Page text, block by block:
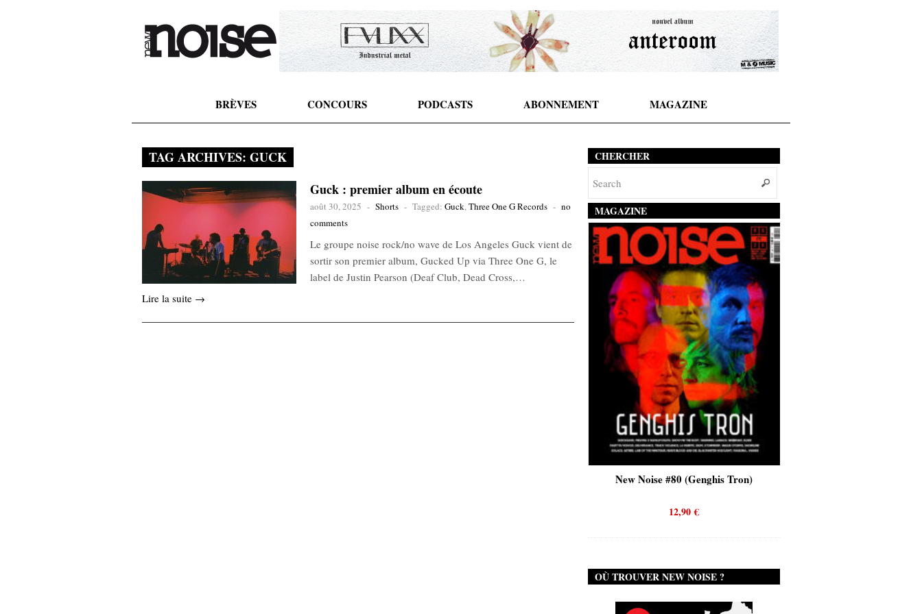
BRÈVES CONCOURS PODCASTS ABONNEMENT MAGAZINE
TAG ARCHIVES: GUCK
Guck : premier album en écoute
août 30, 2025 - Shorts - Tagged: Guck,Three One G Records - no
comments
Le groupe noise rock/no wave de Los Angeles Guck vient de
sortir son premier album, Gucked Up via Three One G, le
label de Justin Pearson (Deaf Club, Dead Cross,…
Lire la suite →
CHERCHER
MAGAZINE
New Noise #80 (Genghis Tron)
12,90€
OÙ TROUVER NEW NOISE ?